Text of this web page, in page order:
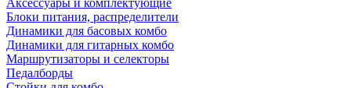
Аксессуары и комплектующие
Блоки питания, распределители
Динамики для басовых комбо
Динамики для гитарных комбо
Маршрутизаторы и селекторы
Педалборды